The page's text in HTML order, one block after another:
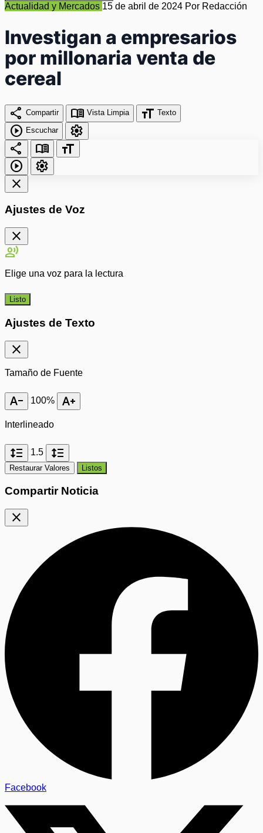
Actualidad y Mercados 15 de abril de 2024 Por Redacción
Investigan a empresarios
por millonaria venta de
cereal
share Compartir menu_book Vista Limpia format_size Texto
play_circle Escuchar
settings
share
menu_book
format_size
play_circle
settings
close
Ajustes de Voz
close
record_voice_over
Elige una voz para la lectura
Listo
Ajustes de Texto
close
Tamaño de Fuente
text_decrease 100% text_increase
Interlineado
format_line_spacing 1.5 format_line_spacing
Restaurar Valores Listos
Compartir Noticia
close
Facebook